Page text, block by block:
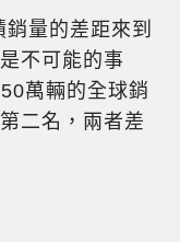
量的差距來到
不可能的事
萬輛的全球銷
二名，兩者差